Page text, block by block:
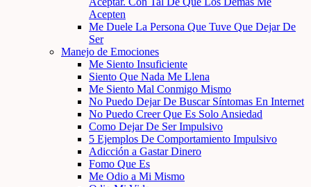
Acepten
Me Duele La Persona Que Tuve Que Dejar De
Ser
Manejo de Emociones
Me Siento Insuficiente
Siento Que Nada Me Llena
Me Siento Mal Conmigo Mismo
No Puedo Dejar De Buscar Síntomas En Internet
No Puedo Creer Que Es Solo Ansiedad
Como Dejar De Ser Impulsivo
5 Ejemplos De Comportamiento Impulsivo
Adicción a Gastar Dinero
Fomo Que Es
Me Odio a Mi Mismo